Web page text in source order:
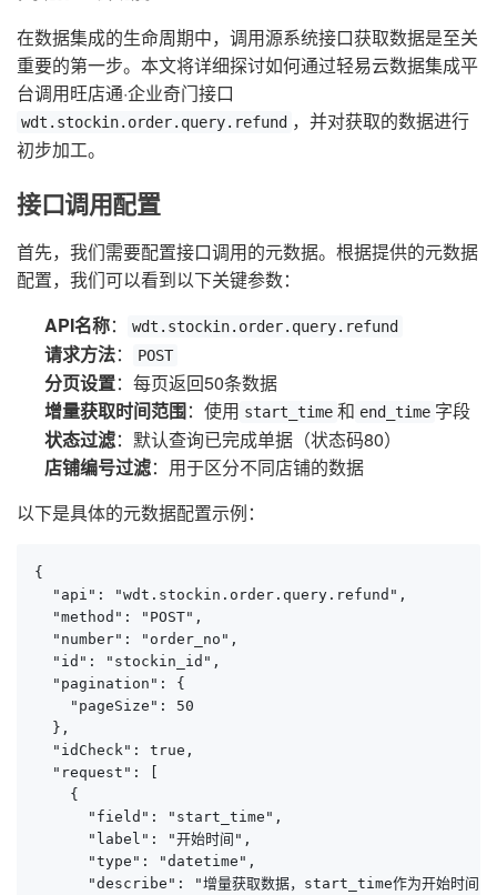
在数据集成的生命周期中，调用源系统接口获取数据是至关
重要的第一步。本文将详细探讨如何通过轻易云数据集成平
台调用旺店通·企业奇门接口
wdt.stockin.order.query.refund ，并对获取的数据进行
初步加工。
接口调用配置
首先，我们需要配置接口调用的元数据。根据提供的元数据
配置，我们可以看到以下关键参数：
API名称： wdt.stockin.order.query.refund
请求方法： POST
分页设置：每页返回50条数据
增量获取时间范围：使用 start_time 和 end_time 字段
状态过滤：默认查询已完成单据（状态码80）
店铺编号过滤：用于区分不同店铺的数据
以下是具体的元数据配置示例：
{
  "api": "wdt.stockin.order.query.refund",
  "method": "POST",
  "number": "order_no",
  "id": "stockin_id",
  "pagination": {
    "pageSize": 50
  },
  "idCheck": true,
  "request": [
    {
      "field": "start_time",
      "label": "开始时间",
      "type": "datetime",
"describe": "增量获取数据，start_time作为开始时间